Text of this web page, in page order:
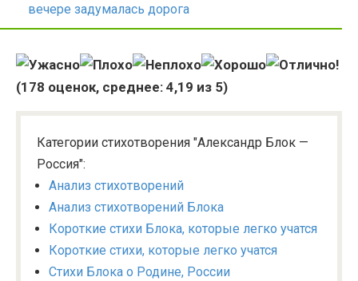
вечере задумалась дорога
(178 оценок, среднее: 4,19 из 5)
Категории стихотворения "Александр Блок —
Россия":
Анализ стихотворений
Анализ стихотворений Блока
Короткие стихи Блока, которые легко учатся
Короткие стихи, которые легко учатся
Стихи Блока о Родине, России